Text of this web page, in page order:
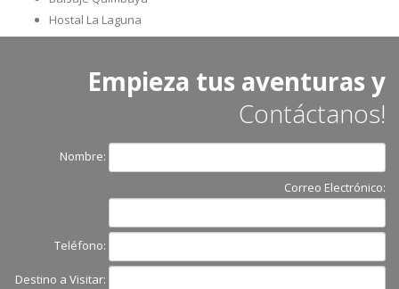
Hostal La Laguna
Empieza tus aventuras y
Contáctanos!
Nombre:
Correo Electrónico:
Teléfono:
Destino a Visitar: